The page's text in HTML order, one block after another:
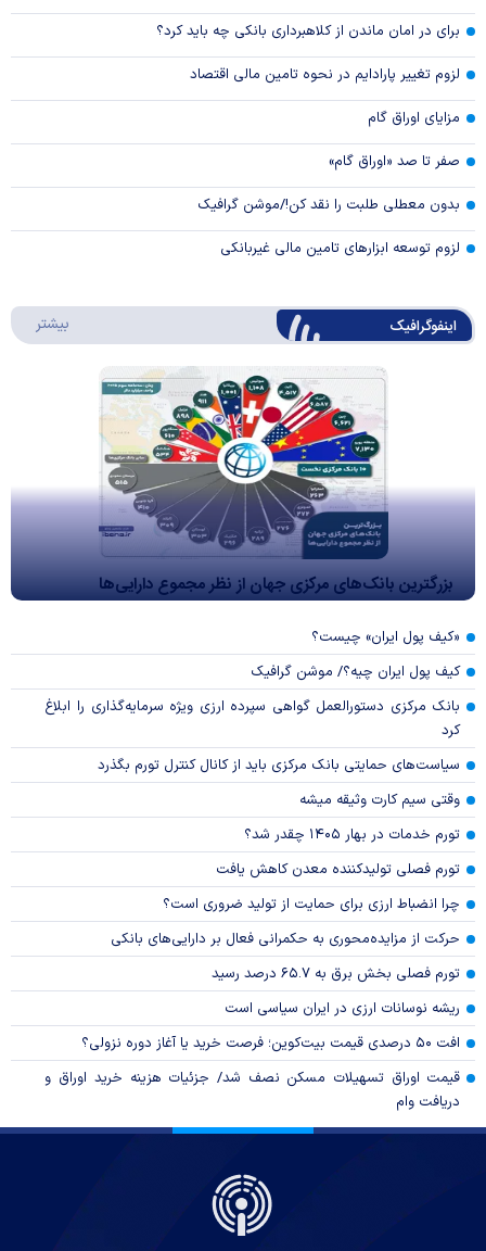
برای در امان ماندن از کلاهبرداری بانکی چه باید کرد؟
لزوم تغییر پارادایم در نحوه تامین مالی اقتصاد
مزایای اوراق گام
صفر تا صد «اوراق گام»
بدون معطلی طلبت را نقد کن!/موشن گرافیک
لزوم توسعه ابزارهای تامین مالی غیربانکی
اینفوگرافیک بیشتر
بزرگترین بانک‌های مرکزی جهان از نظر مجموع دارایی‌ها
«کیف پول ایران» چیست؟
کیف پول ایران چیه؟/ موشن گرافیک
بانک مرکزی دستورالعمل گواهی سپرده ارزی ویژه سرمایه‌گذاری را ابلاغ
کرد
سیاست‌های حمایتی بانک مرکزی باید از کانال کنترل تورم بگذرد
وقتی سیم کارت وثیقه میشه
تورم خدمات در بهار ۱۴۰۵ چقدر شد؟
تورم فصلی تولیدکننده معدن کاهش یافت
چرا انضباط ارزی برای حمایت از تولید ضروری است؟
حرکت از مزایده‌محوری به حکمرانی فعال بر دارایی‌های بانکی
تورم فصلی بخش برق به ۶۵.۷ درصد رسید
ریشه نوسانات ارزی در ایران سیاسی است
افت ۵۰ درصدی قیمت بیت‌کوین؛ فرصت خرید یا آغاز دوره نزولی؟
قیمت اوراق تسهیلات مسکن نصف شد/ جزئیات هزینه خرید اوراق و
دریافت وام